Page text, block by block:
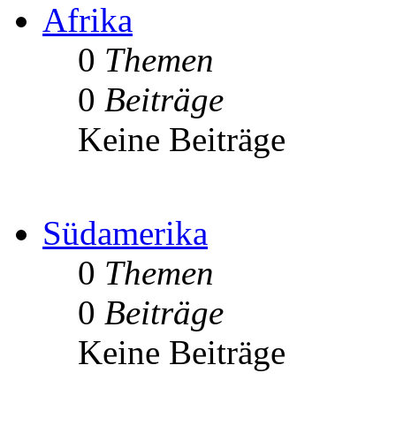
Afrika
0 Themen
0 Beiträge
Keine Beiträge
Südamerika
0 Themen
0 Beiträge
Keine Beiträge